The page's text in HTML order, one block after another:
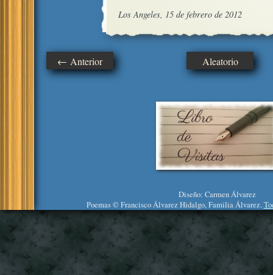
Los Angeles, 15 de febrero de 2012
← Anterior Aleatorio
Diseño: Carmen Álvarez
Poemas © Francisco Álvarez Hidalgo, Familia Álvarez.